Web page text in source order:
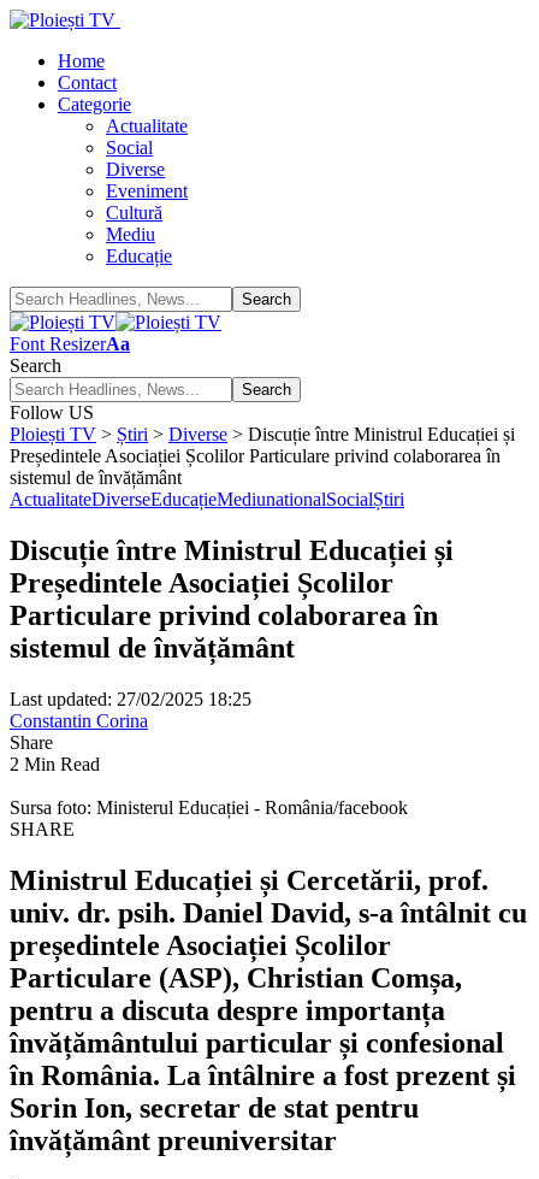
Home
Contact
Categorie
Actualitate
Social
Diverse
Eveniment
Cultură
Mediu
Educație
Font ResizerAa
Search
Follow US
Ploiești TV > Știri > Diverse > Discuție între Ministrul Educației și
Președintele Asociației Școlilor Particulare privind colaborarea în
sistemul de învățământ
ActualitateDiverseEducațieMediunationalSocialȘtiri
Discuție între Ministrul Educației și
Președintele Asociației Școlilor
Particulare privind colaborarea în
sistemul de învățământ
Last updated: 27/02/2025 18:25
Constantin Corina
Share
2 Min Read
Sursa foto: Ministerul Educației - România/facebook
SHARE
Ministrul Educației și Cercetării, prof.
univ. dr. psih. Daniel David, s-a întâlnit cu
președintele Asociației Școlilor
Particulare (ASP), Christian Comșa,
pentru a discuta despre importanța
învățământului particular și confesional
în România. La întâlnire a fost prezent și
Sorin Ion, secretar de stat pentru
învățământ preuniversitar